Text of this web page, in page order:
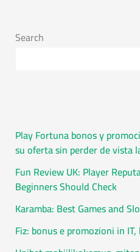
Search
Play Fortuna bonos y
su oferta sin perder de vista
Fun Review UK: Player
Beginners Should Check
Karamba: Best Games and
Fiz: bonus e promozioni in